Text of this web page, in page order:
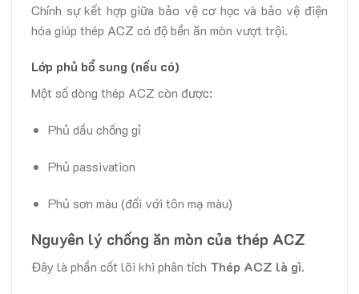
Chính sự kết hợp giữa bảo vệ cơ học và bảo vệ điện
hóa giúp thép ACZ có độ bền ăn mòn vượt trội.
Lớp phủ bổ sung (nếu có)
Một số dòng thép ACZ còn được:
Phủ dầu chống gỉ
Phủ passivation
Phủ sơn màu (đối với tôn mạ màu)
Nguyên lý chống ăn mòn của thép ACZ
Đây là phần cốt lõi khi phân tích Thép ACZ là gì.